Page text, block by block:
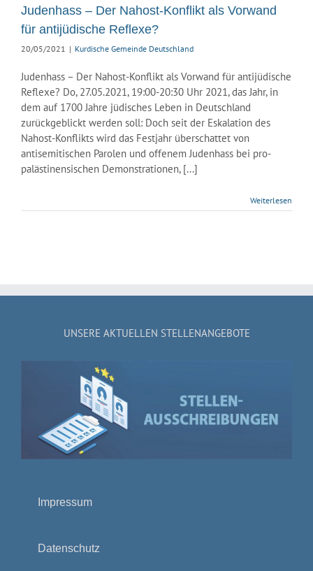
Judenhass – Der Nahost-Konflikt als Vorwand
für antijüdische Reflexe?
20/05/2021 | Kurdische Gemeinde Deutschland
Judenhass – Der Nahost-Konflikt als Vorwand für antijüdische
Reflexe? Do, 27.05.2021, 19:00-20:30 Uhr 2021, das Jahr, in
dem auf 1700 Jahre jüdisches Leben in Deutschland
zurückgeblickt werden soll: Doch seit der Eskalation des
Nahost-Konflikts wird das Festjahr überschattet von
antisemitischen Parolen und offenem Judenhass bei pro-
palästinensischen Demonstrationen, [...]
Weiterlesen
UNSERE AKTUELLEN STELLENANGEBOTE
Impressum
Datenschutz